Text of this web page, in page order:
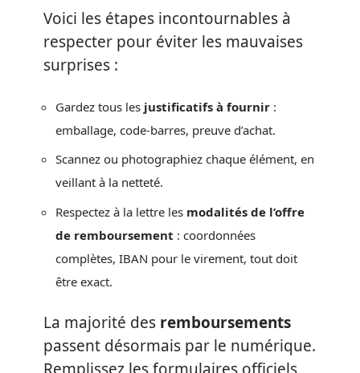
Voici les étapes incontournables à
respecter pour éviter les mauvaises
surprises :
Gardez tous les justificatifs à fournir :
emballage, code-barres, preuve d’achat.
Scannez ou photographiez chaque élément, en
veillant à la netteté.
Respectez à la lettre les modalités de l’offre
de remboursement : coordonnées
complètes, IBAN pour le virement, tout doit
être exact.
La majorité des remboursements
passent désormais par le numérique.